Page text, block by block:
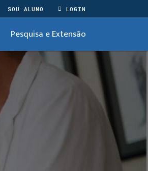
SOU ALUNO LOGIN
Pesquisa e Extensão